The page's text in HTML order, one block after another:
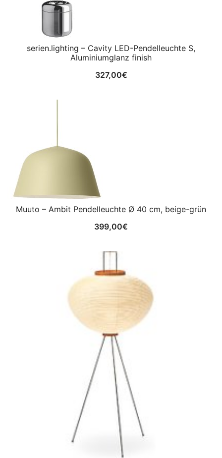
serien.lighting – Cavity LED-Pendelleuchte S,
Aluminiumglanz finish
327,00€
Muuto – Ambit Pendelleuchte Ø 40 cm, beige-grün
399,00€